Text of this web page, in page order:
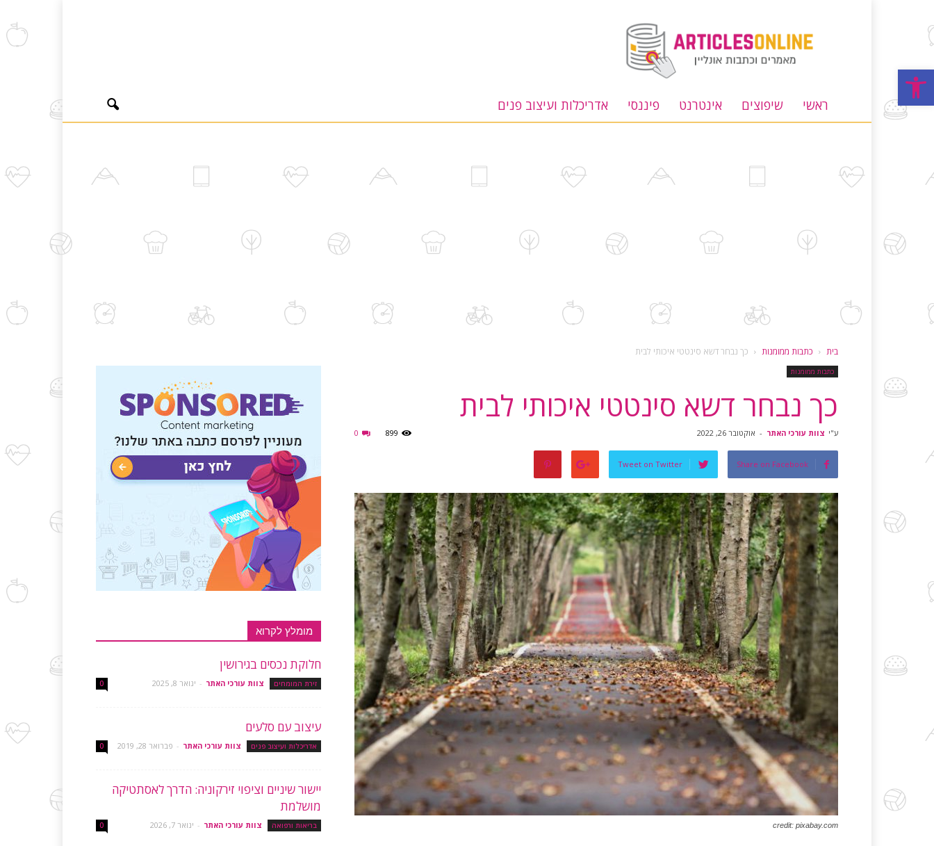
פתח סרגל נגישות
וכתבות
אונליין
ראשי שיפוצים אינטרנט פיננסי אדריכלות ועיצוב פנים
בית כתבות ממומנות כך נבחר דשא סינטטי איכותי לבית
כתבות ממומנות
כך נבחר דשא סינטטי איכותי לבית
ע"י צוות עורכי האתר - אוקטובר 26, 2022 0 899
Share on Facebook
Tweet on Twitter
credit: pixabay.com
מומלץ לקרוא
חלוקת נכסים בגירושין
זירת המומחים צוות עורכי האתר - ינואר 8, 2025 0
עיצוב עם סלעים
אדריכלות ועיצוב פנים צוות עורכי האתר - פברואר 28, 2019 0
יישור שיניים וציפוי זירקוניה: הדרך לאסתטיקה
מושלמת
בריאות ורפואה צוות עורכי האתר - ינואר 7, 2026 0